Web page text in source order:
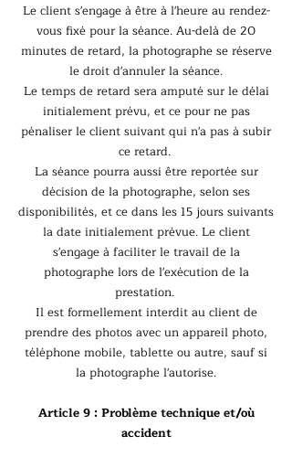
Le client s'engage à être à l'heure au rendez-
vous fixé pour la séance. Au-delà de 20
minutes de retard, la photographe se réserve
le droit d'annuler la séance.
Le temps de retard sera amputé sur le délai
initialement prévu, et ce pour ne pas
pénaliser le client suivant qui n'a pas à subir
ce retard.
La séance pourra aussi être reportée sur
décision de la photographe, selon ses
disponibilités, et ce dans les 15 jours suivants
la date initialement prévue. Le client
s'engage à faciliter le travail de la
photographe lors de l'exécution de la
prestation.
Il est formellement interdit au client de
prendre des photos avec un appareil photo,
téléphone mobile, tablette ou autre, sauf si
la photographe l'autorise.
Article 9 : Problème technique et/où
accident